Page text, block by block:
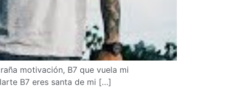
motivación, B7 que vuela mi
B7 eres santa de mi […]